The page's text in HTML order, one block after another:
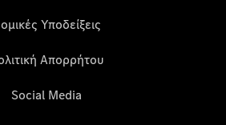
Υποδείξεις
Απορρήτου
Social Media